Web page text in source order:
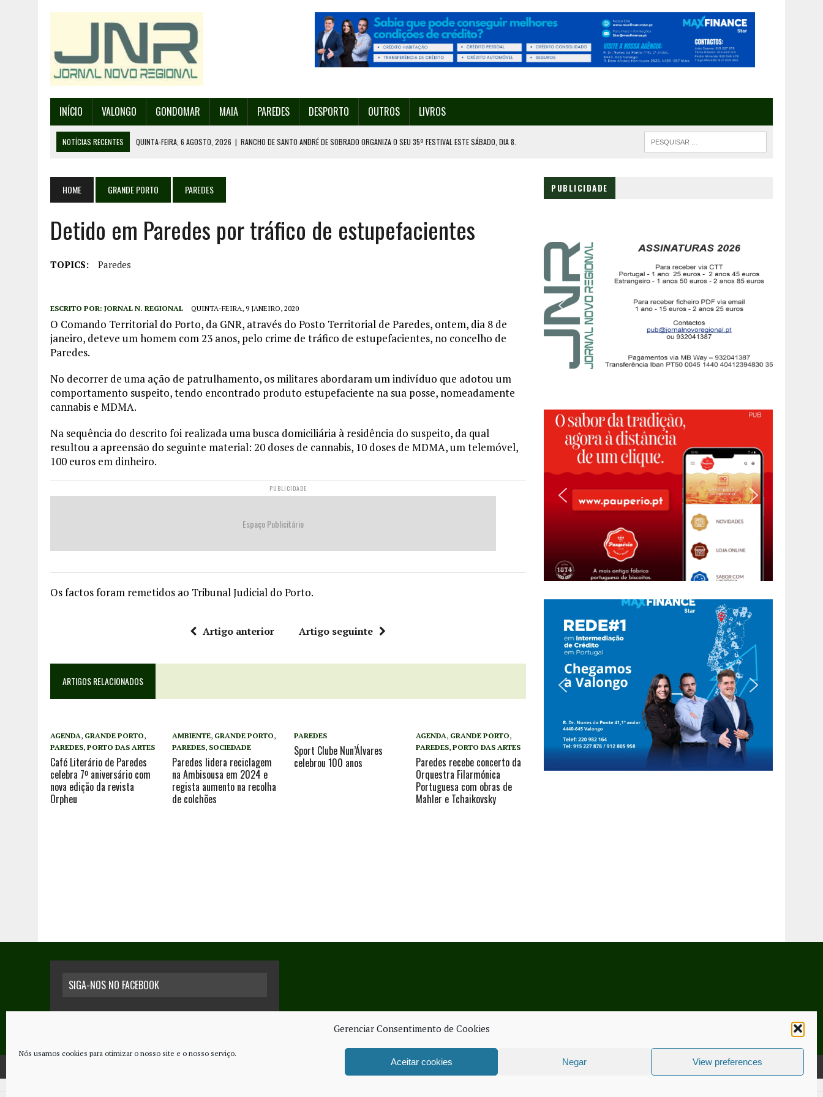
Gerenciar Consentimento de Cookies
Nós usamos cookies para otimizar o nosso site e o nosso serviço.
Aceitar cookies Negar View preferences
INÍCIO VALONGO GONDOMAR MAIA PAREDES DESPORTO OUTROS LIVROS
NOTÍCIAS RECENTES QUINTA-FEIRA, 6 AGOSTO, 2026 | RANCHO DE SANTO ANDRÉ DE SOBRADO ORGANIZA O SEU 35º FESTIVAL ESTE SÁBADO, DIA 8.
QUINTA-FEIRA, 6 AGOSTO, 2026 | 80 ANOS DE AEROPORTO É MOTIVO DE EXPOSIÇÃO NA MAIA
QUINTA-FEIRA, 6 AGOSTO, 2026
DETIDO SUSPEITO DE INCÊNDIO FLORESTAL EM GONDOMAR
HOME GRANDE PORTO PAREDES
Detido em Paredes por tráfico de estupefacientes
TOPICS: Paredes
ESCRITO POR: JORNAL N. REGIONAL QUINTA-FEIRA, 9 JANEIRO, 2020
O Comando Territorial do Porto, da GNR, através do Posto Territorial de Paredes, ontem, dia 8 de
janeiro, deteve um homem com 23 anos, pelo crime de tráfico de estupefacientes, no concelho de
Paredes.
No decorrer de uma ação de patrulhamento, os militares abordaram um indivíduo que adotou um
comportamento suspeito, tendo encontrado produto estupefaciente na sua posse, nomeadamente
cannabis e MDMA.
Na sequência do descrito foi realizada uma busca domiciliária à residência do suspeito, da qual
resultou a apreensão do seguinte material: 20 doses de cannabis, 10 doses de MDMA, um telemóvel,
100 euros em dinheiro.
PUBLICIDADE
Espaço Publicitário
Os factos foram remetidos ao Tribunal Judicial do Porto.
Artigo anterior Artigo seguinte
ARTIGOS RELACIONADOS
AGENDA, GRANDE PORTO,
PAREDES, PORTO DAS ARTES
Café Literário de Paredes
celebra 7º aniversário com
nova edição da revista
Orpheu
AMBIENTE, GRANDE PORTO,
PAREDES, SOCIEDADE
Paredes lidera reciclagem
na Ambisousa em 2024 e
regista aumento na recolha
de colchões
PAREDES
Sport Clube Nun’Álvares
celebrou 100 anos
AGENDA, GRANDE PORTO,
PAREDES,PORTO DAS ARTES
Paredes recebe concerto da
Orquestra Filarmónica
Portuguesa com obras de
Mahler e Tchaikovsky
PUBLICIDADE
SIGA-NOS NO FACEBOOK
FICHA TÉCNICA ESTATUTO EDITORIAL CONTACTE-NOS COOKIE POLICY (EU)